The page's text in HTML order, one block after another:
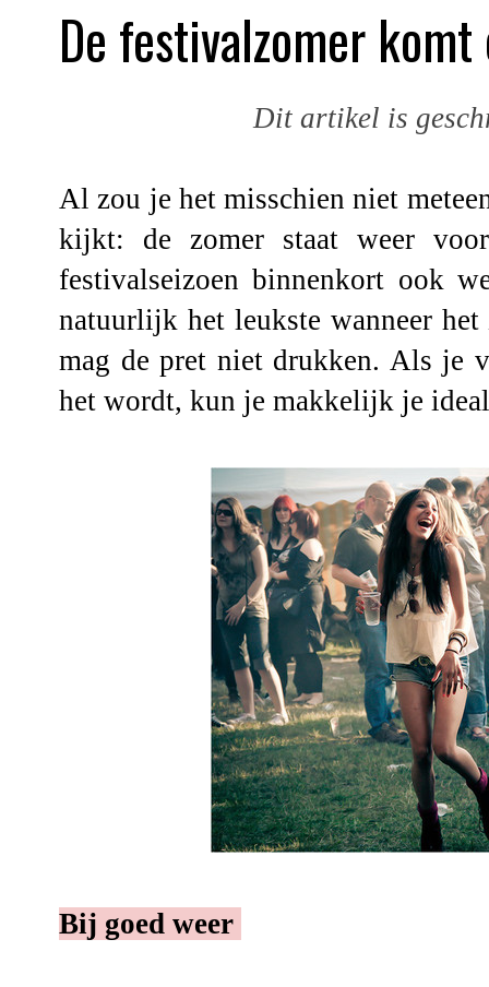
De festivalzomer
Dit artikel is
Al zou je het misschien niet
kijkt: de zomer staat weer
festivalseizoen binnenkort ook
natuurlijk het leukste wanneer
mag de pret niet drukken. Als je
het wordt, kun je makkelijk je
Bij goed weer